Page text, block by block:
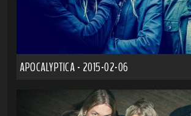
APOCALYPTICA - 2015-02-06